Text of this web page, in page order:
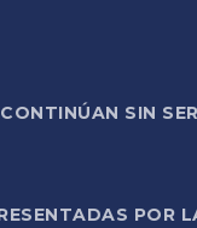
SIN
POR